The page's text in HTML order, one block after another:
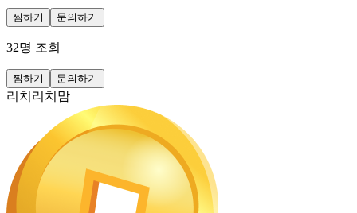
찜하기 문의하기
32명 조회
찜하기 문의하기
리치리치맘